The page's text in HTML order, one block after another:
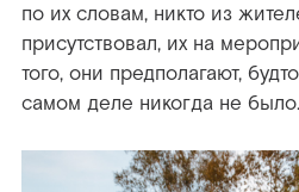
по их словам, никто из
присутствовал, их на
того, они предполагают,
самом деле никогда не было.